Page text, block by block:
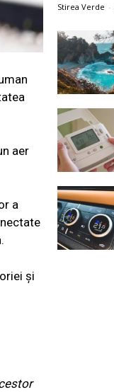
aer
a
și
Stirea Verde -